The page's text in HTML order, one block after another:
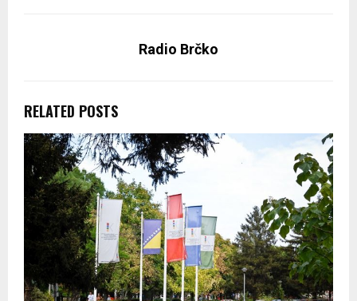
Radio Brčko
RELATED POSTS